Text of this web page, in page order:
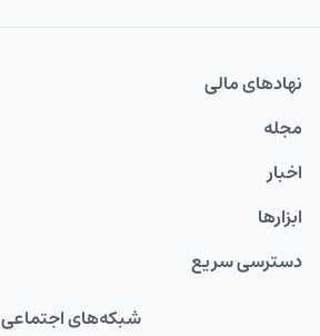
نهاد‌های مالی
مجله
اخبار
ابزارها
دسترسی سریع
شبکه‌های اجتماعی